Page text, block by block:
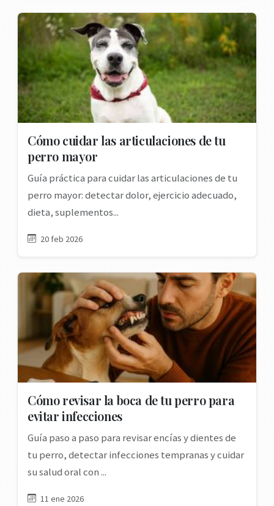
Cómo cuidar las articulaciones de tu
perro mayor
Guía práctica para cuidar las articulaciones de tu
perro mayor: detectar dolor, ejercicio adecuado,
dieta, suplementos...
20 feb 2026
Cómo revisar la boca de tu perro para
evitar infecciones
Guía paso a paso para revisar encías y dientes de
tu perro, detectar infecciones tempranas y cuidar
su salud oral con ...
11 ene 2026